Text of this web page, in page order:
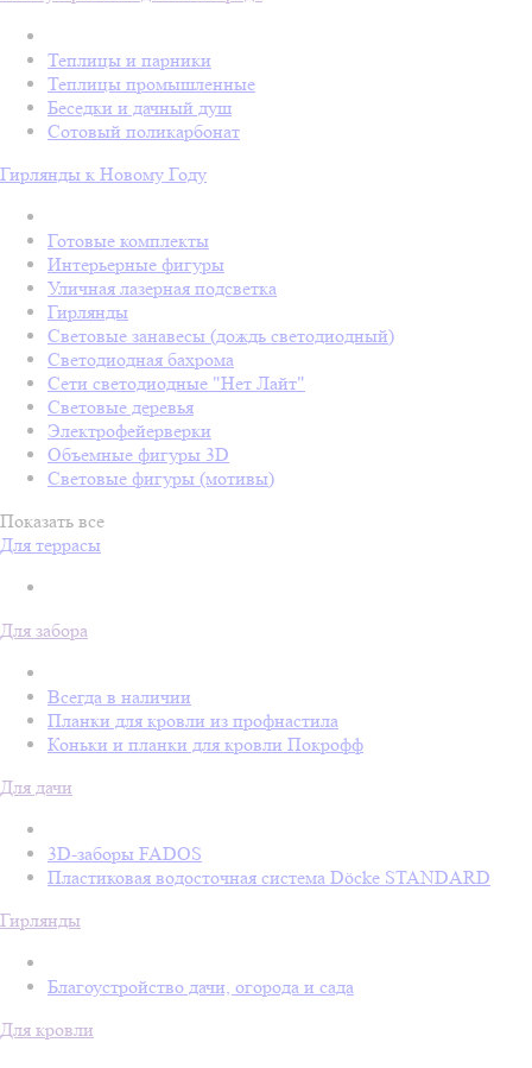
Теплицы и парники
Теплицы промышленные
Беседки и дачный душ
Сотовый поликарбонат
Гирлянды к Новому Году
Готовые комплекты
Интерьерные фигуры
Уличная лазерная подсветка
Гирлянды
Световые занавесы (дождь светодиодный)
Светодиодная бахрома
Сети светодиодные "Нет Лайт"
Световые деревья
Электрофейерверки
Объемные фигуры 3D
Световые фигуры (мотивы)
Показать все
Для террасы
Для забора
Всегда в наличии
Планки для кровли из профнастила
Коньки и планки для кровли Покрофф
Для дачи
3D-заборы FADOS
Пластиковая водосточная система Döcke STANDARD
Гирлянды
Благоустройство дачи, огорода и сада
Для кровли